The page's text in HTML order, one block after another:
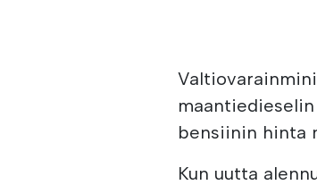
bensiinin hinta
Kun uutta